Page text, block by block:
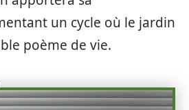
un cycle où le jardin
poème de vie.